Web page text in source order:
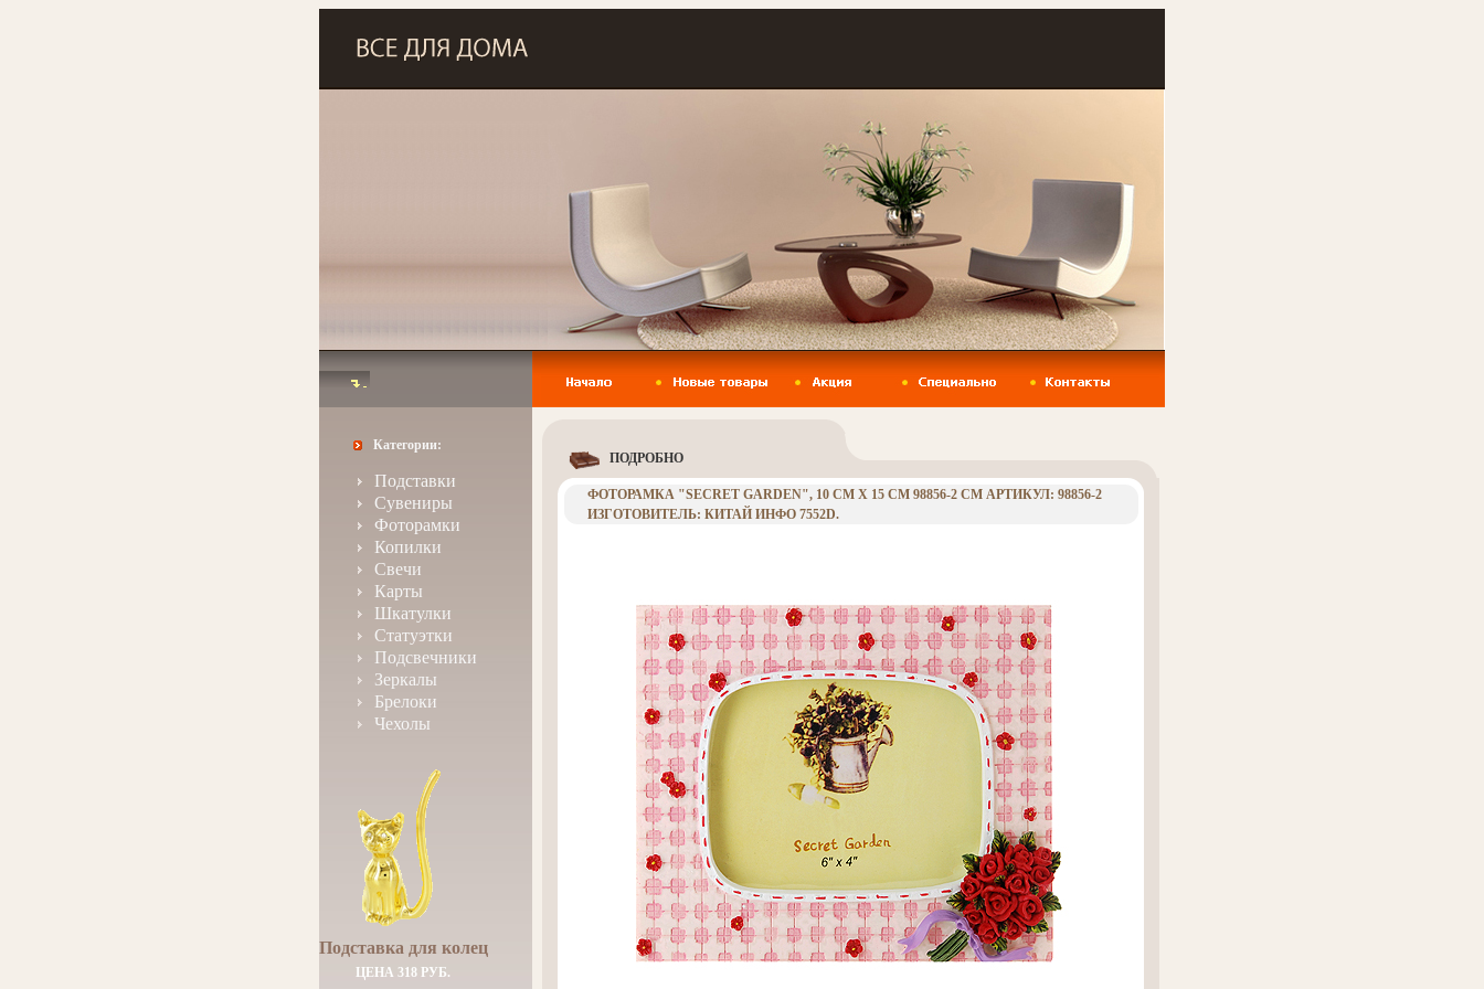
Категории:
Подставки
Сувениры
Фоторамки
Копилки
Свечи
Карты
Шкатулки
Статуэтки
Подсвечники
Зеркалы
Брелоки
Чехолы
Подставка для колец
ЦЕНА 318 РУБ.
ПОДРОБНО
ФОТОРАМКА "SECRET GARDEN", 10 СМ Х 15 СМ 98856-2 СМ АРТИКУЛ: 98856-2
ИЗГОТОВИТЕЛЬ: КИТАЙ ИНФО 7552D.